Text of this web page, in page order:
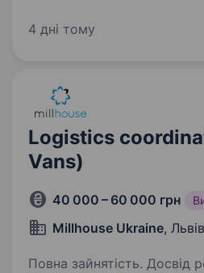
навичками. Ми шукаємо
4 дні тому
Logistics
Vans)
40 000 – 60 000 грн
Millhouse Ukraine, Львів
Повна зайнятість. Досвід